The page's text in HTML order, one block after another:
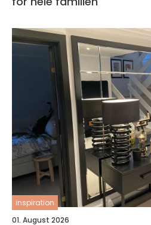
inspiration
01. August 2026